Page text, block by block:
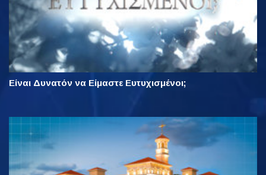
Είναι Δυνατόν να Είμαστε Ευτυχισμένοι;